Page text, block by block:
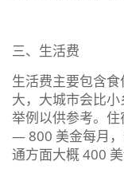
三、生活费
生活费主要包含
大，大城市会比
举例以供参考。
— 800 美金每月
通方面大概 400 美